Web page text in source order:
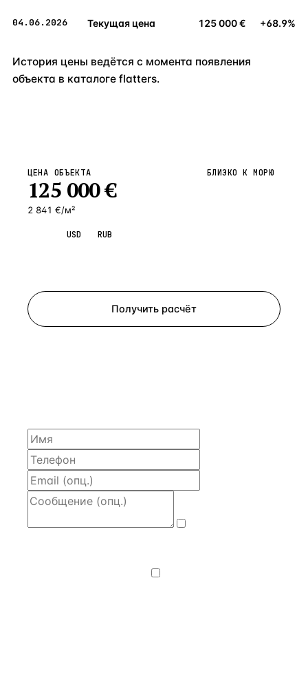
04.06.2026 Текущая цена 125 000 € +68.9%
История цены ведётся с момента появления
объекта в каталоге flatters.
ЦЕНА ОБЪЕКТА
125 000€
2 841 €/м²
БЛИЗКО К МОРЮ
USD RUB
Получить расчёт